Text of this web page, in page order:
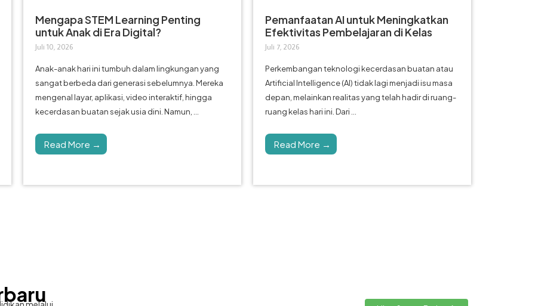
Mengapa STEM Learning Penting
untuk Anak di Era Digital?
Juli 10, 2026
Anak-anak hari ini tumbuh dalam lingkungan yang
sangat berbeda dari generasi sebelumnya. Mereka
mengenal layar, aplikasi, video interaktif, hingga
kecerdasan buatan sejak usia dini. Namun, ...
Read More →
Pemanfaatan AI untuk Meningkatkan
Efektivitas Pembelajaran di Kelas
Juli 7, 2026
Perkembangan teknologi kecerdasan buatan atau
Artificial Intelligence (AI) tidak lagi menjadi isu masa
depan, melainkan realitas yang telah hadir di ruang-
ruang kelas hari ini. Dari ...
Read More →